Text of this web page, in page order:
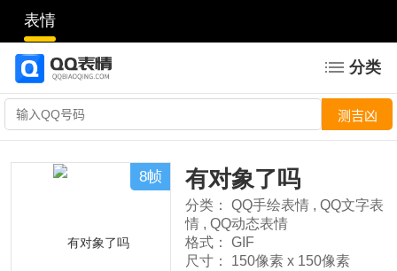
表情
分类
8帧 有对象了吗
分类： QQ手绘表情 , QQ文字表
情 , QQ动态表情
格式：
GIF
尺寸：
150像素 x 150像素